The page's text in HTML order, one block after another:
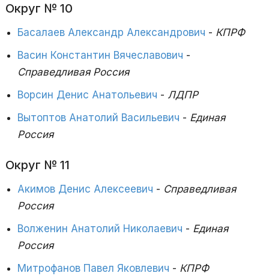
Округ № 10
Басалаев Александр Александрович - КПРФ
Васин Константин Вячеславович -
Справедливая Россия
Ворсин Денис Анатольевич - ЛДПР
Вытоптов Анатолий Васильевич - Единая
Россия
Округ № 11
Акимов Денис Алексеевич - Справедливая
Россия
Волженин Анатолий Николаевич - Единая
Россия
Митрофанов Павел Яковлевич - КПРФ